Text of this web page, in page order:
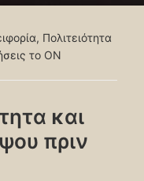
Πολιτειότητα
το ON
και
πριν